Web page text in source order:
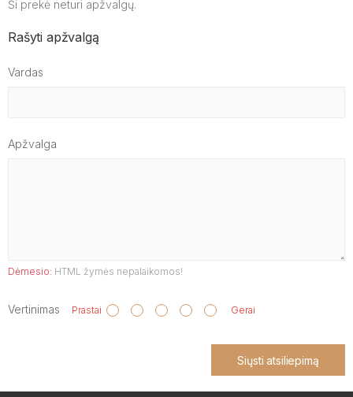
Ši prekė neturi apžvalgų.
Rašyti apžvalgą
Vardas
Apžvalga
Dėmesio: HTML žymės nepalaikomos!
Vertinimas Prastai Gerai
Siųsti atsiliepimą